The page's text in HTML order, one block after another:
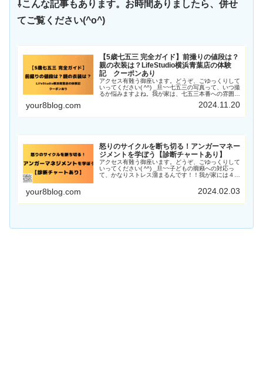
⇩こんな記事もあります。お時間ありましたら、併せ
てご覧ください(^o^)
【5歳七五三 完全ガイド】前撮りの値段は？
親の衣装は？LifeStudio横浜青葉店の体験
記 クーポンあり
アクセス有難う御座います。どうぞ、ごゆっくりして
いってください( ^^) _旦~~七五三の写真って、いつ撮
るか悩みますよね。我が家は、七五三本番への雰囲気
週間前の撮影にしました。羽織袴を着て撮Read
your8blog.com 2024.11.20
怒りのサイクルを断ち切る！アンガーマネー
ジメントを学ぼう【診断チャートあり】
アクセス有難う御座います。どうぞ、ごゆっくりして
いってください( ^^) _旦~~子どもの癇癪への対応っ
て、かなりストレス溜まるんです！！我が家には４歳
学したり、と、ガラリと環境が変わったかRead
your8blog.com 2024.02.03